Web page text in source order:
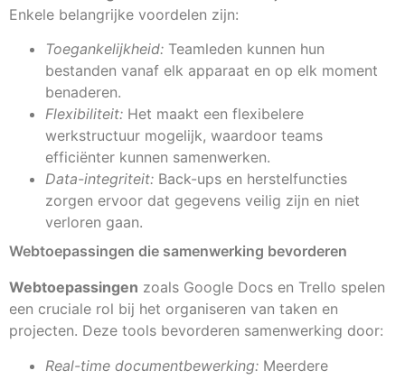
Enkele belangrijke voordelen zijn:
Toegankelijkheid: Teamleden kunnen hun
bestanden vanaf elk apparaat en op elk moment
benaderen.
Flexibiliteit: Het maakt een flexibelere
werkstructuur mogelijk, waardoor teams
efficiënter kunnen samenwerken.
Data-integriteit: Back-ups en herstelfuncties
zorgen ervoor dat gegevens veilig zijn en niet
verloren gaan.
Webtoepassingen die samenwerking bevorderen
Webtoepassingen zoals Google Docs en Trello spelen
een cruciale rol bij het organiseren van taken en
projecten. Deze tools bevorderen samenwerking door:
Real-time documentbewerking: Meerdere